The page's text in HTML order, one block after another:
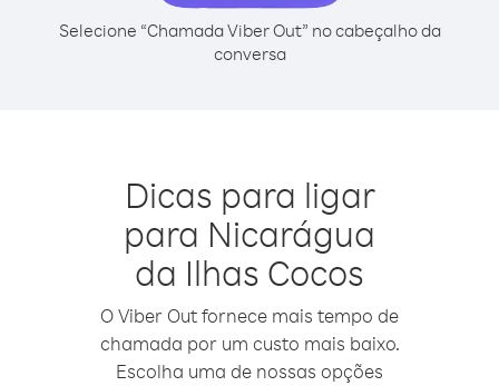
Selecione “Chamada Viber Out” no cabeçalho da
conversa
Dicas para ligar
para Nicarágua
da Ilhas Cocos
O Viber Out fornece mais tempo de
chamada por um custo mais baixo.
Escolha uma de nossas opções